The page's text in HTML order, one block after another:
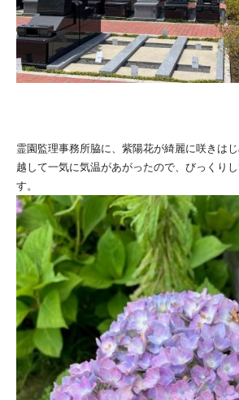
霊園監理事務所脇に、紫陽花が綺麗に咲きは
越して一気に気温があがったので、びっくり
す。